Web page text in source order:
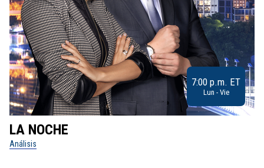
7:00 p.m. ET
Lun - Vie
LA NOCHE
Análisis